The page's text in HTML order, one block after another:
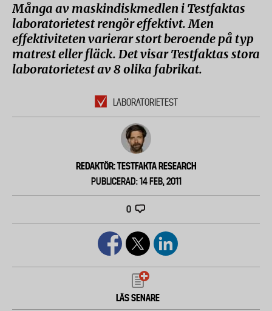
Många av maskindiskmedlen i Testfaktas
laboratorietest rengör effektivt. Men
effektiviteten varierar stort beroende på typ
matrest eller fläck. Det visar Testfaktas stora
laboratorietest av 8 olika fabrikat.
LABORATORIETEST
REDAKTÖR: TESTFAKTA RESEARCH
PUBLICERAD: 14 FEB, 2011
0
LÄS SENARE